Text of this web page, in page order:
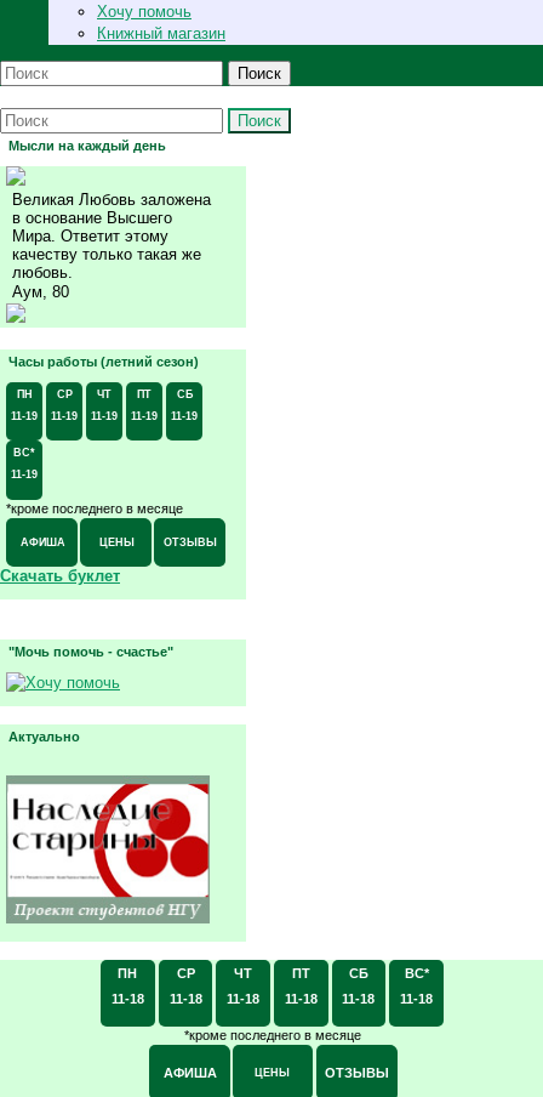
Хочу помочь
Книжный магазин
Поиск
Поиск
Мысли на каждый день
Великая Любовь заложена
в основание Высшего
Мира. Ответит этому
качеству только такая же
любовь.
Аум, 80
Часы работы (летний сезон)
ПН
11-19
СР
11-19
ЧТ
11-19
ПТ
11-19
СБ
11-19
ВС*
11-19
*кроме последнего в месяце
АФИША ЦЕНЫ ОТЗЫВЫ
Скачать буклет
"Мочь помочь - счастье"
Актуально
ПН
11-18
СР
11-18
ЧТ
11-18
ПТ
11-18
СБ
11-18
ВС*
11-18
*кроме последнего в месяце
АФИША ЦЕНЫ ОТЗЫВЫ